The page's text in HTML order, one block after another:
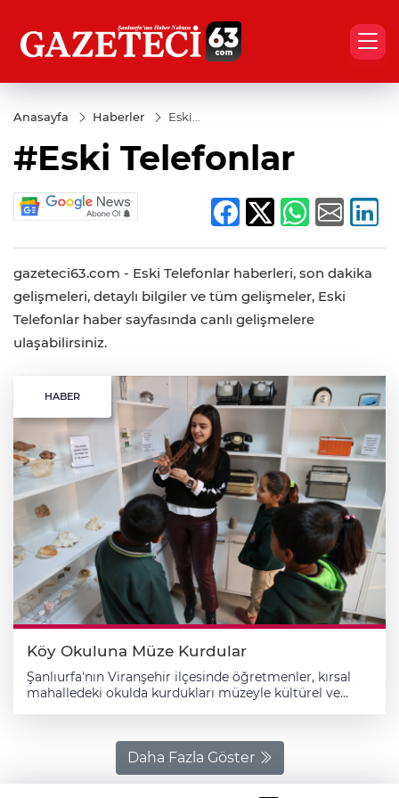
Anasayfa Haberler
Eski
#Eski Telefonlar
gazeteci63.com - Eski Telefonlar haberleri, son dakika
gelişmeleri, detaylı bilgiler ve tüm gelişmeler, Eski
Telefonlar haber sayfasında canlı gelişmelere
ulaşabilirsiniz.
HABER
Köy Okuluna Müze Kurdular
Şanlıurfa'nın Viranşehir ilçesinde öğretmenler, kırsal
mahalledeki okulda kurdukları müzeyle kültürel ve
İlkokulu/Ortaokulu öğretmenleri, bir süre önce okul
bünyesinde müze oluşturma kararı aldı. Öğretmenler
ve öğrencilerin katkılarıyla geçen yıl oluşturulan
müzede, geçmişte kullanılan ve bugün nostaljiye
Daha Fazla Göster